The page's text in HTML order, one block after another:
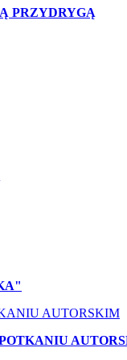
PRZYDRYGĄ